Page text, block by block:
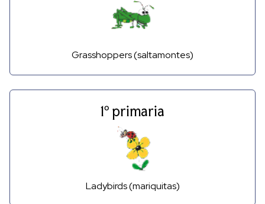
Grasshoppers (saltamontes)
1º primaria
Ladybirds (mariquitas)